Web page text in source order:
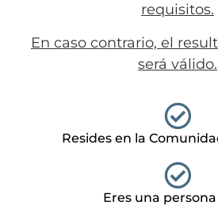
requisitos.
En caso contrario, el
será válido.
Resides en la
Eres una